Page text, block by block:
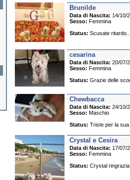
Brunilde
Data di Nascita: 14/10/
Sesso: Femmina
Status: Scusate
cesarina
Data di Nascita: 20/07/
Sesso: Femmina
Status: Grazie delle
Chewbacca
Data di Nascita: 24/10/
Sesso: Maschio
Status: Triste per la
Crystal e Cesira
Data di Nascita: 17/07/
Sesso: Femmina
Status: Crystal